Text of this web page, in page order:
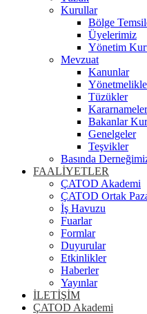
Kurullar
Bölge
Üyelerimiz
Yönetim
Mevzuat
Kanunlar
Tüzükler
Kararnameler
Bakanlar
Genelgeler
Teşvikler
Basında
FAALİYETLER
ÇATOD Akademi
ÇATOD Ortak
İş Havuzu
Fuarlar
Formlar
Duyurular
Etkinlikler
Haberler
Yayınlar
İLETİŞİM
ÇATOD Akademi